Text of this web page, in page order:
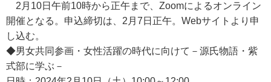
2月10日午前10時から正午まで、Zoomによるオンライン
開催となる。申込締切は、2月7日正午。Webサイトより申
し込む。
◆男女共同参画・女性活躍の時代に向けて－源氏物語・紫
式部に学ぶ－